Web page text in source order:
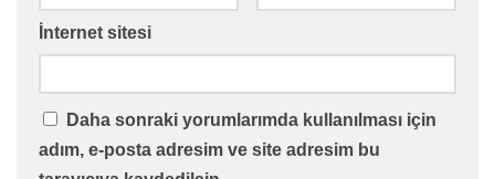
İnternet sitesi
Daha sonraki yorumlarımda kullanılması için
adım, e-posta adresim ve site adresim bu